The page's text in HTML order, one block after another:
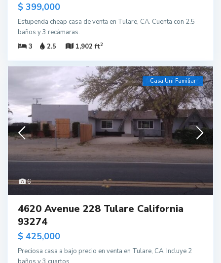
$ 399,000
Estupenda cheap casa de venta en Tulare, CA. Cuenta con 2.5
baños y 3 recámaras.
3
2.5 1,902 ft2
6
Casa Uni Familiar
4620 Avenue 228 Tulare California
93274
$ 425,000
Preciosa casa a bajo precio en venta en Tulare, CA. Incluye 2